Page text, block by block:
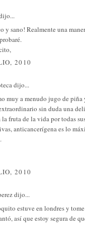
y sano! Realmente una
2010
dijo...
muy a menudo jugo de piña
sin duda una
fruta de la vida por todas
anticancerígena es lo
2010
dijo...
estuve en londres y
así que estoy segura de